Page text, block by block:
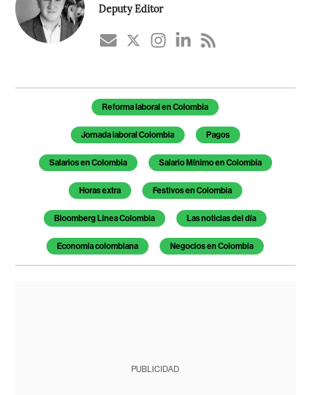
Deputy Editor
Temas de este artículoReforma laboral en Colombia
Jornada laboral Colombia Pagos
Salarios en Colombia Salario Mínimo en Colombia
Horas extra Festivos en Colombia
Bloomberg Línea Colombia Las noticias del día
Economía colombiana Negocios en Colombia
PUBLICIDAD